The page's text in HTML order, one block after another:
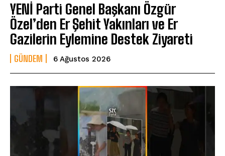
YENİ Parti Genel Başkanı Özgür
Özel’den Er Şehit Yakınları ve Er
Gazilerin Eylemine Destek Ziyareti
GÜNDEM 6 Ağustos 2026